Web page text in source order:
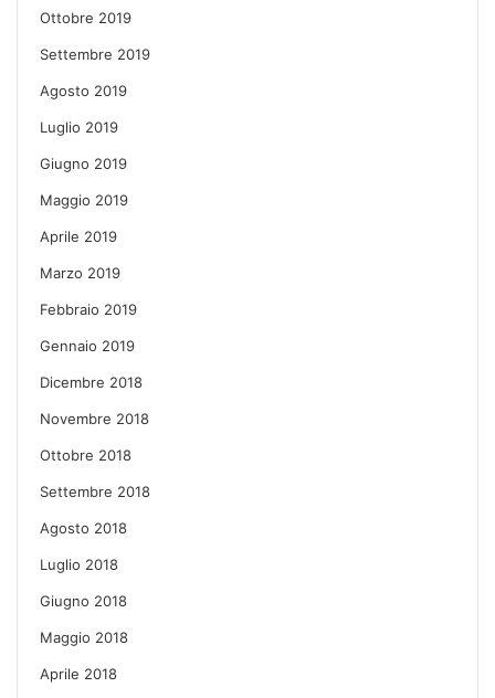
Ottobre 2019
Settembre 2019
Agosto 2019
Luglio 2019
Giugno 2019
Maggio 2019
Aprile 2019
Marzo 2019
Febbraio 2019
Gennaio 2019
Dicembre 2018
Novembre 2018
Ottobre 2018
Settembre 2018
Agosto 2018
Luglio 2018
Giugno 2018
Maggio 2018
Aprile 2018